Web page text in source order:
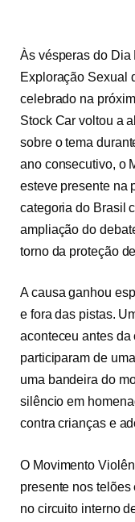
Às vésperas do Dia
Exploração Sexual
celebrado na
Stock Car voltou a
sobre o tema
ano consecutivo, o
esteve presente na
categoria do Brasil
ampliação do
torno da proteção
A causa ganhou
e fora das pistas.
aconteceu antes
participaram de
uma bandeira do
silêncio em
contra crianças e
O Movimento
presente nos
no circuito interno